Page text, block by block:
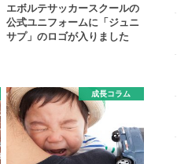
エボルテサッカースクールの
公式ユニフォームに「ジュニ
サプ」のロゴが入りました
成長コラム